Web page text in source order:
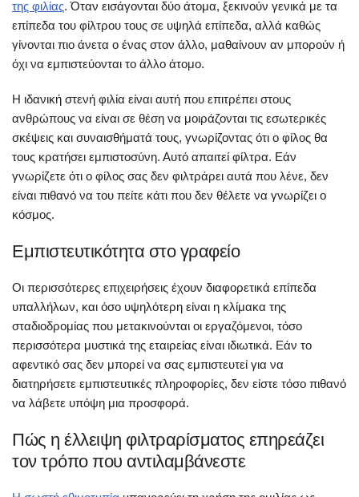
της φιλίας. Όταν εισάγονται δύο άτομα, ξεκινούν γενικά με τα
επίπεδα του φίλτρου τους σε υψηλά επίπεδα, αλλά καθώς
γίνονται πιο άνετα ο ένας στον άλλο, μαθαίνουν αν μπορούν ή
όχι να εμπιστεύονται το άλλο άτομο.
Η ιδανική στενή φιλία είναι αυτή που επιτρέπει στους
ανθρώπους να είναι σε θέση να μοιράζονται τις εσωτερικές
σκέψεις και συναισθήματά τους, γνωρίζοντας ότι ο φίλος θα
τους κρατήσει εμπιστοσύνη. Αυτό απαιτεί φίλτρα. Εάν
γνωρίζετε ότι ο φίλος σας δεν φιλτράρει αυτά που λένε, δεν
είναι πιθανό να του πείτε κάτι που δεν θέλετε να γνωρίζει ο
κόσμος.
Εμπιστευτικότητα στο γραφείο
Οι περισσότερες επιχειρήσεις έχουν διαφορετικά επίπεδα
υπαλλήλων, και όσο υψηλότερη είναι η κλίμακα της
σταδιοδρομίας που μετακινούνται οι εργαζόμενοι, τόσο
περισσότερα μυστικά της εταιρείας είναι ιδιωτικά. Εάν το
αφεντικό σας δεν μπορεί να σας εμπιστευτεί για να
διατηρήσετε εμπιστευτικές πληροφορίες, δεν είστε τόσο πιθανό
να λάβετε υπόψη μια προσφορά.
Πώς η έλλειψη φιλτραρίσματος επηρεάζει
τον τρόπο που αντιλαμβάνεστε